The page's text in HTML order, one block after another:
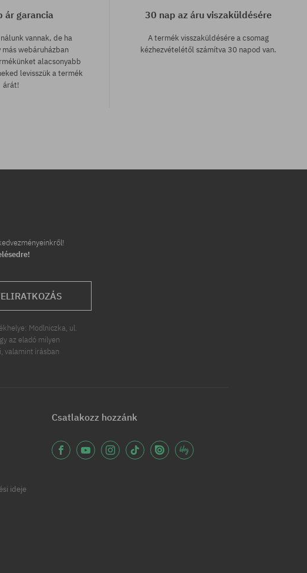
ár garancia
vannak, de ha
webáruházban
alacsonyabb
levisszük a termék
árát!
30 nap az áru viszaküldésére
A termék visszaküldésére a csomag
kézhezvételétől számítva 30 napod van.
Modlniczka, ul.
az eladó milyen
valamint írásban
ideje
Csatlakozz hozzánk